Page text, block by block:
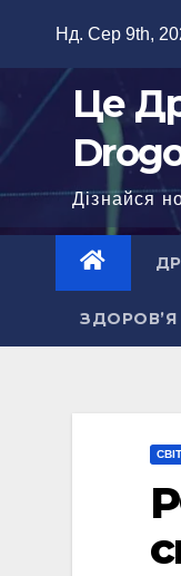
Нд. Сер 9th,
Це
Дізнайся
ЗДОРОВ’Я
СВІТ